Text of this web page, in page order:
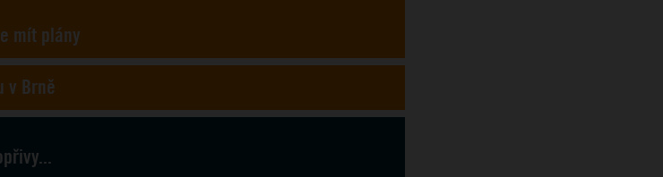
mít plány
v Brně